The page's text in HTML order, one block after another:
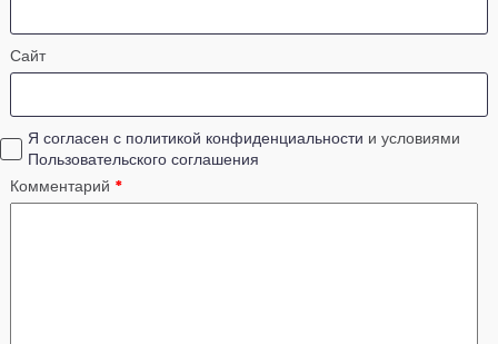
Сайт
Я согласен с политикой конфиденциальности и условиями
Пользовательского соглашения
Комментарий *